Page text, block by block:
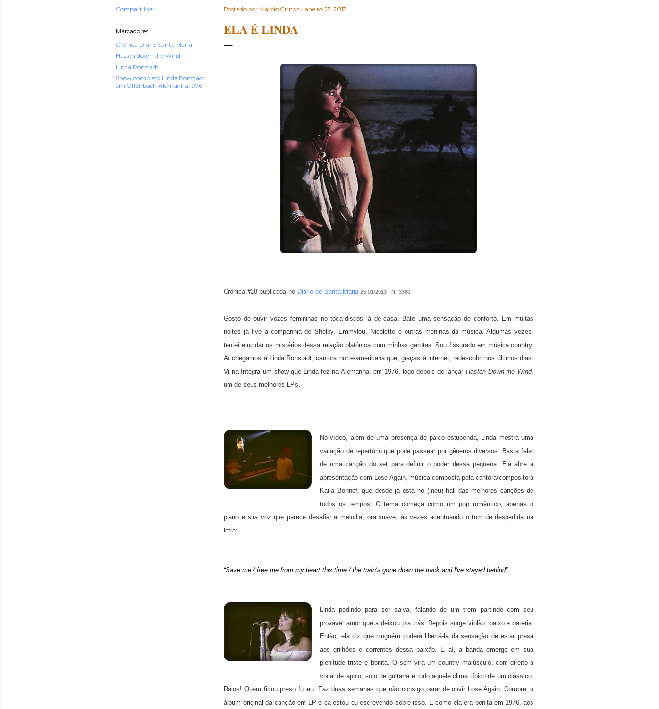
Compartilhar
Marcadores
Crônica Diário Santa Maria
Hasten down the Wind
Linda Ronstadt
Show completo Linda Ronstadt
em Offenbach Alemanha 1976
Postado por Márcio Grings janeiro 25, 2013
ELA É LINDA
Crônica #28 publicada no Diário de Santa Maria 25.01/2013 | N° 3360
Gosto de ouvir vozes femininas no toca-discos lá de casa. Bate uma sensação de conforto. Em muitas
noites já tive a companhia de Shelby, Emmylou, Nicolette e outras meninas da música. Algumas vezes,
tentei elucidar os mistérios dessa relação platônica com minhas garotas. Sou fissurado em música country.
Aí chegamos a Linda Ronstadt, cantora norte-americana que, graças à internet, redescobri nos últimos dias.
Vi na íntegra um show que Linda fez na Alemanha, em 1976, logo depois de lançarHasten Down the Wind,
um de seus melhores LPs.
No vídeo, além de uma presença de palco estupenda, Linda mostra uma
variação de repertório que pode passear por gêneros diversos. Basta falar
de uma canção do set para definir o poder dessa pequena. Ela abre a
apresentação com Lose Again, música composta pela cantora/compositora
Karla Bonnof, que desde já está no (meu) hall das melhores canções de
todos os tempos. O tema começa como um pop romântico, apenas o
piano e sua voz que parece desafiar a melodia, ora suave, às vezes acentuando o tom de despedida na
letra:
“Save me / free me from my heart this time / the train’s gone down the track and I've stayed behind”.
Linda pedindo para ser salva, falando de um trem partindo com seu
provável amor que a deixou pra trás. Depois surge violão, baixo e bateria.
Então, ela diz que ninguém poderá libertá-la da sensação de estar presa
aos grilhões e correntes dessa paixão. E aí, a banda emerge em sua
plenitude triste e bonita. O som vira um country maiúsculo, com direito a
vocal de apoio, solo de guitarra e todo aquele clima típico de um clássico.
Raios! Quem ficou preso fui eu. Faz duas semanas que não consigo parar de ouvir Lose Again. Comprei o
álbum original da canção em LP e cá estou eu escrevendo sobre isso. E como ela era bonita em 1976, aos